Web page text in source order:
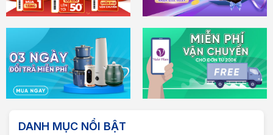
DANH MỤC NỔI BẬT